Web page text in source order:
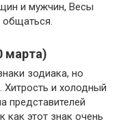
и мужчин, Весы
общаться.
марта)
зодиака, но
Хитрость и холодный
представителей
как этот знак очень